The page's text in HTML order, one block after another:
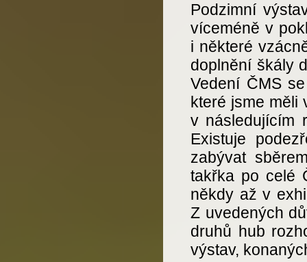
Podzimní
víceméně v
i některé
doplnění škály
Vedení ČMS
které jsme měli
v následujícím
Existuje
zabývat
takřka po celé
někdy až v
Z uvedených
druhů hub
výstav,